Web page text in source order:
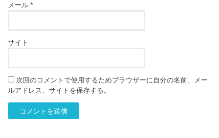
メール*
サイト
次回のコメントで使用するためブラウザーに自分の名前、メー
ルアドレス、サイトを保存する。